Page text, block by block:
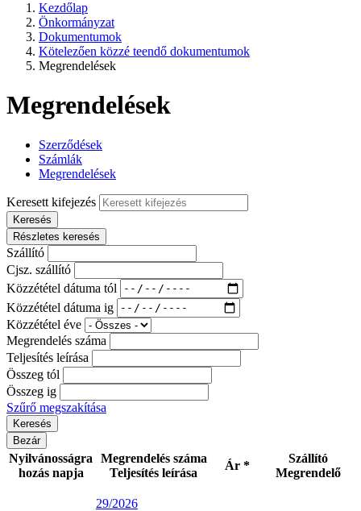
Kezdőlap
Önkormányzat
Dokumentumok
Kötelezően közzé teendő dokumentumok
Megrendelések
Megrendelések
Szerződések
Számlák
Megrendelések
Keresett kifejezés
Keresés
Részletes keresés
Szállító
Cjsz. szállító
Közzététel dátuma tól
Közzététel dátuma ig
Közzététel éve
Megrendelés száma
Teljesítés leírása
Összeg tól
Összeg ig
Szűrő megszakítása
Bezár
Nyilvánosságra
hozás napja
Megrendelés száma
Teljesítés leírása
Ár *
Szállító
Megrendelő
29/2026